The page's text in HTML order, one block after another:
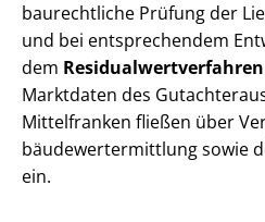
baurechtliche Prüfung der
und bei entsprechendem
dem Re­si­du­al­wert­ver­fah­ren
Marktdaten des
Mittelfranken fließen über
bäu­de­wert­ermitt­lung sowie
ein.